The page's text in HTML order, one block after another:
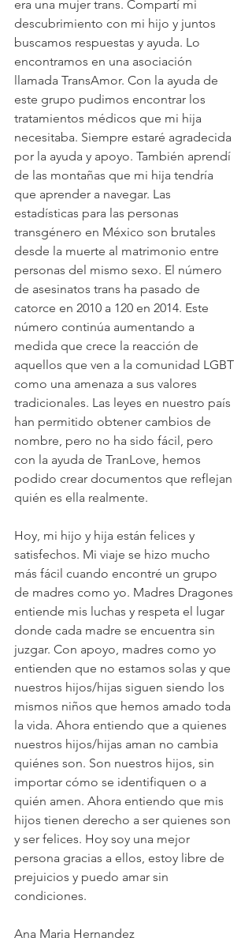
era una mujer trans. Compartí mi
descubrimiento con mi hijo y juntos
buscamos respuestas y ayuda. Lo
encontramos en una asociación
llamada TransAmor. Con la ayuda de
este grupo pudimos encontrar los
tratamientos médicos que mi hija
necesitaba. Siempre estaré agradecida
por la ayuda y apoyo. También aprendí
de las montañas que mi hija tendría
que aprender a navegar. Las
estadísticas para las personas
transgénero en México son brutales
desde la muerte al matrimonio entre
personas del mismo sexo. El número
de asesinatos trans ha pasado de
catorce en 2010 a 120 en 2014. Este
número continúa aumentando a
medida que crece la reacción de
aquellos que ven a la comunidad LGBT
como una amenaza a sus valores
tradicionales. Las leyes en nuestro país
han permitido obtener cambios de
nombre, pero no ha sido fácil, pero
con la ayuda de TranLove, hemos
podido crear documentos que reflejan
quién es ella realmente.
Hoy, mi hijo y hija están felices y
satisfechos. Mi viaje se hizo mucho
más fácil cuando encontré un grupo
de madres como yo. Madres Dragones
entiende mis luchas y respeta el lugar
donde cada madre se encuentra sin
juzgar. Con apoyo, madres como yo
entienden que no estamos solas y que
nuestros hijos/hijas siguen siendo los
mismos niños que hemos amado toda
la vida. Ahora entiendo que a quienes
nuestros hijos/hijas aman no cambia
quiénes son. Son nuestros hijos, sin
importar cómo se identifiquen o a
quién amen. Ahora entiendo que mis
hijos tienen derecho a ser quienes son
y ser felices. Hoy soy una mejor
persona gracias a ellos, estoy libre de
prejuicios y puedo amar sin
condiciones.
Ana Maria Hernandez